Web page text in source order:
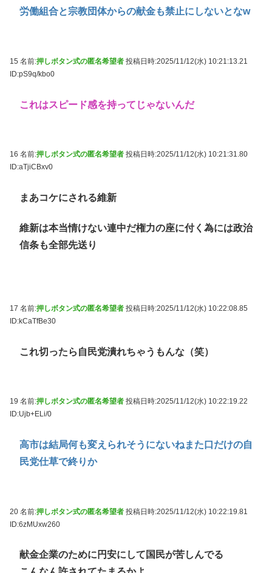
労働組合と宗教団体からの献金も禁止にしないとなw
15 名前:押しボタン式の匿名希望者 投稿日時:2025/11/12(水) 10:21:13.21
ID:pS9q/kbo0
これはスピード感を持ってじゃないんだ
16 名前:押しボタン式の匿名希望者 投稿日時:2025/11/12(水) 10:21:31.80
ID:aTjiCBxv0
まあコケにされる維新
維新は本当情けない連中だ権力の座に付く為には政治
信条も全部先送り
17 名前:押しボタン式の匿名希望者 投稿日時:2025/11/12(水) 10:22:08.85
ID:kCaTfBe30
これ切ったら自民党潰れちゃうもんな（笑）
19 名前:押しボタン式の匿名希望者 投稿日時:2025/11/12(水) 10:22:19.22
ID:Ujb+ELi/0
高市は結局何も変えられそうにないねまた口だけの自
民党仕草で終りか
20 名前:押しボタン式の匿名希望者 投稿日時:2025/11/12(水) 10:22:19.81
ID:6zMUxw260
献金企業のために円安にして国民が苦しんでる